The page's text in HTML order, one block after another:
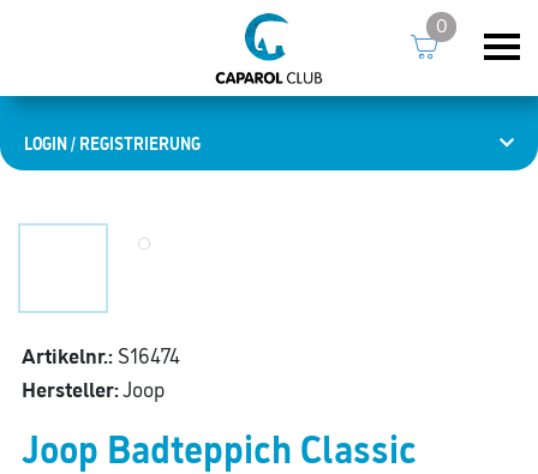
LOGIN / REGISTRIERUNG
0
Artikelnr.: S16474
Hersteller:Joop
Joop Badteppich Classic